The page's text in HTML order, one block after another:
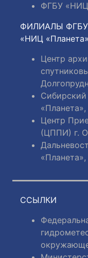
ФГБУ «НИЦ
ФИЛИАЛЫ ФГБУ
«НИЦ «Планета»
Центр
Центр
(ЦППИ) г.
ССЫЛКИ